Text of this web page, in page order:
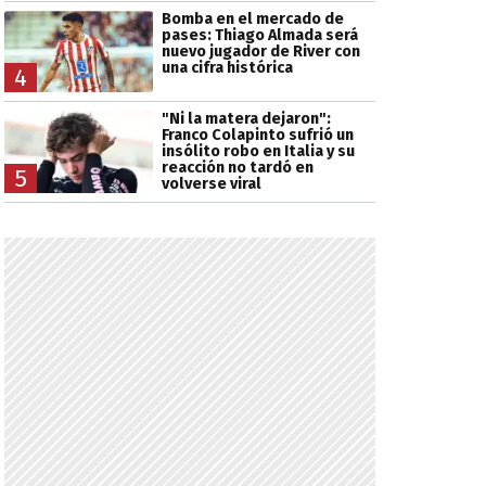
4
Bomba en el mercado de
pases: Thiago Almada será
nuevo jugador de River con
una cifra histórica
5
"Ni la matera dejaron":
Franco Colapinto sufrió un
insólito robo en Italia y su
reacción no tardó en
volverse viral